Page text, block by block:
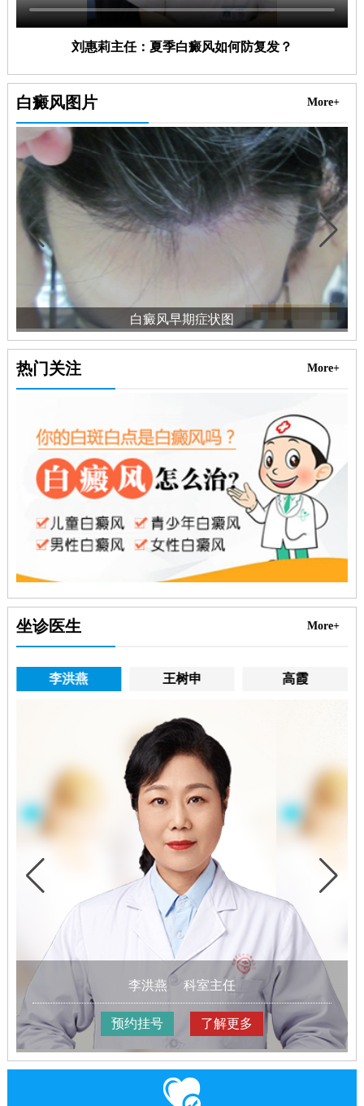
刘惠莉主任：夏季白癜风如何防复发？
白癜风图片 More+
白癜风早期症状图
热门关注 More+
坐诊医生 More+
李洪燕 王树申 高霞
李洪燕 科室主任
预约挂号 了解更多